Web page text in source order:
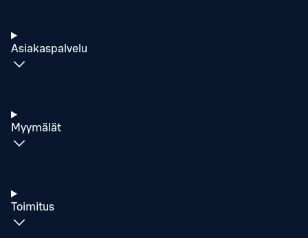
Asiakaspalvelu
Myymälät
Toimitus